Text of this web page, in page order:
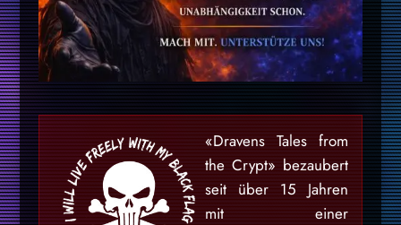
«Dravens Tales from
the Crypt» bezaubert
seit über 15 Jahren
mit einer